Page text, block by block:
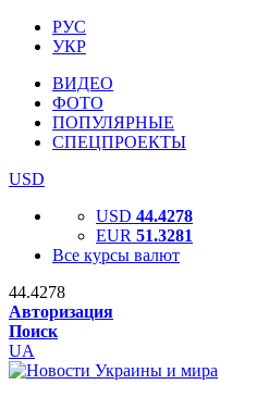
РУС
УКР
ВИДЕО
ФОТО
ПОПУЛЯРНЫЕ
СПЕЦПРОЕКТЫ
USD
USD 44.4278
EUR 51.3281
Все курсы валют
44.4278
Авторизация
Поиск
UA